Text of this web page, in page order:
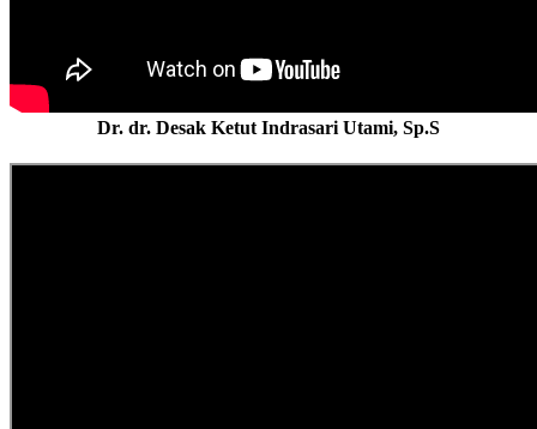
Dr. dr. Desak Ketut Indrasari Utami, Sp.S